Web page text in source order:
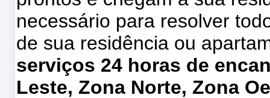
necessário para resolver
de sua residência ou
serviços 24 horas de
Leste, Zona Norte, Zona